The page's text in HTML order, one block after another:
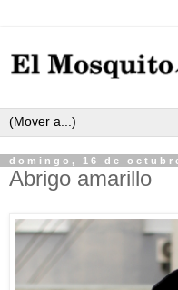
domingo, 16 de
Abrigo amarillo